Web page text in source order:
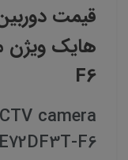
قیمت
F6
camera
F6